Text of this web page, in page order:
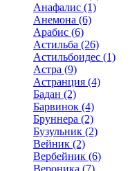
Анафалис (1)
Анемона (6)
Арабис (6)
Астильба (26)
Астильбоидес (1)
Астра (9)
Астранция (4)
Бадан (2)
Барвинок (4)
Бруннера (2)
Бузульник (2)
Вейник (2)
Вербейник (6)
Вероника (7)